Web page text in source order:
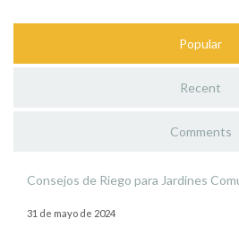
Popular
Recent
Comments
Consejos de Riego para Jardines
31 de mayo de 2024